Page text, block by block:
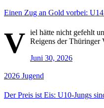
Einen Zug an Gold vorbei:
V iel hätte nicht gefehlt
Reigens der Thüringer
Juni 30, 2026
2026 Jugend
Der Preis ist Eis: U10-Jungs